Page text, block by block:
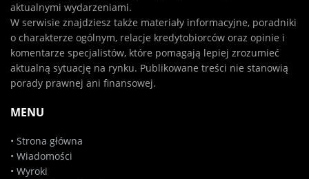
aktualnymi wydarzeniami.
W serwisie znajdziesz także materiały informacyjne, poradniki
o charakterze ogólnym, relacje kredytobiorców oraz opinie i
komentarze specjalistów, które pomagają lepiej zrozumieć
aktualną sytuację na rynku. Publikowane treści nie stanowią
porady prawnej ani finansowej.
MENU
• Strona główna
• Wiadomości
• Wyroki